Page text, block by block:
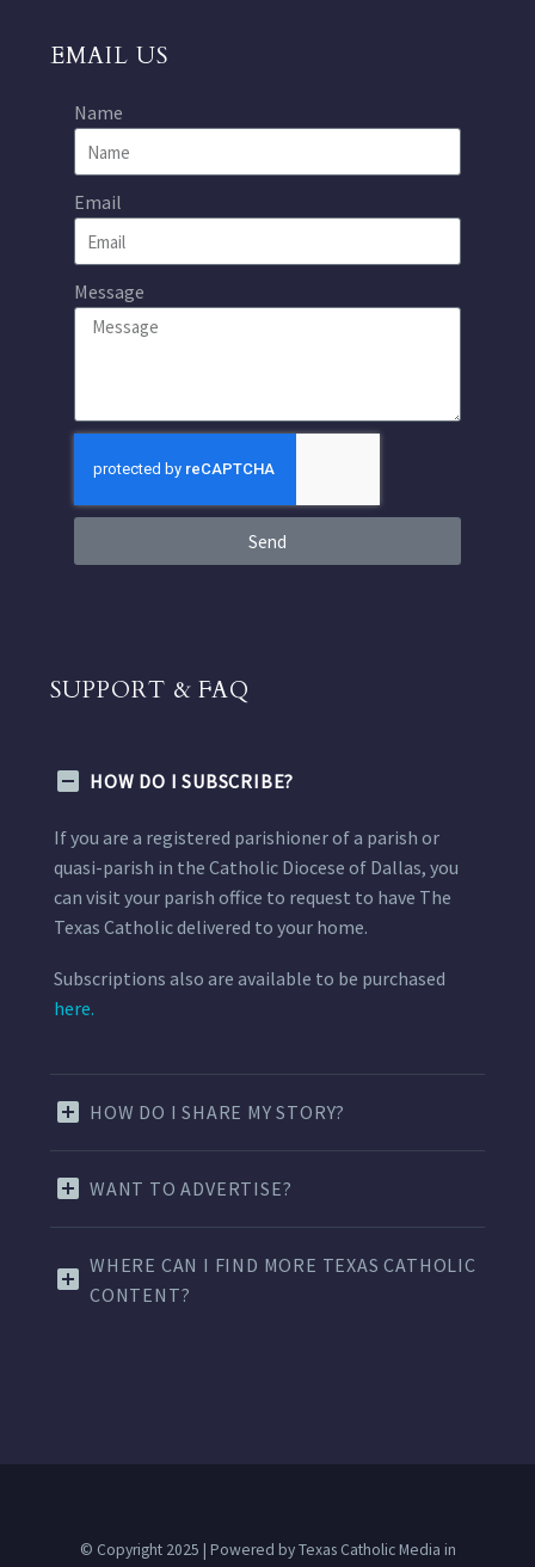
EMAIL US
Name
Email
Message
Send
SUPPORT & FAQ
HOW DO I SUBSCRIBE?
If you are a registered parishioner of a parish or
quasi-parish in the Catholic Diocese of Dallas, you
can visit your parish office to request to have The
Texas Catholic delivered to your home.
Subscriptions also are available to be purchased
here.
HOW DO I SHARE MY STORY?
WANT TO ADVERTISE?
WHERE CAN I FIND MORE TEXAS CATHOLIC
CONTENT?
© Copyright 2025 | Powered by Texas Catholic Media in